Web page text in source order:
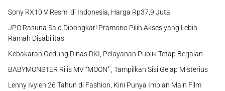
Sony RX10 V Resmi di Indonesia, Harga Rp37,9 Juta
JPO Rasuna Said Dibongkar! Pramono Pilih Akses yang Lebih
Ramah Disabilitas
Kebakaran Gedung Dinas DKI, Pelayanan Publik Tetap Berjalan
BABYMONSTER Rilis MV “MOON” , Tampilkan Sisi Gelap Misterius
Lenny Ivylen 26 Tahun di Fashion, Kini Punya Impian Main Film